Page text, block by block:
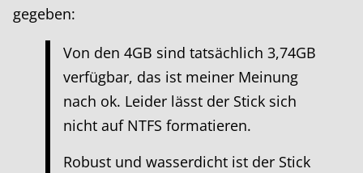
gegeben:
Von den 4GB sind tatsächlich 3,74GB
verfügbar, das ist meiner Meinung
nach ok. Leider lässt der Stick sich
nicht auf NTFS formatieren.
Robust und wasserdicht ist der Stick